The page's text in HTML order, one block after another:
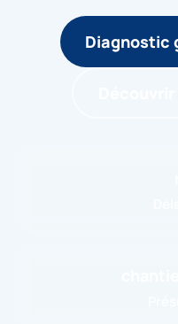
Diagnostic